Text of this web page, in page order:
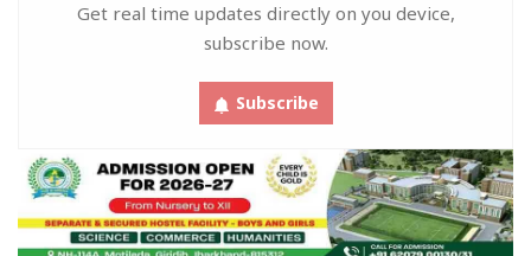
Get real time updates directly on you device,
subscribe now.
Subscribe